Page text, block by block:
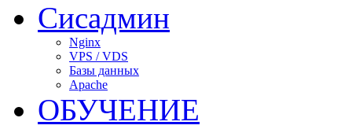
Сисадмин
Nginx
VPS / VDS
Базы данных
Apache
ОБУЧЕНИЕ